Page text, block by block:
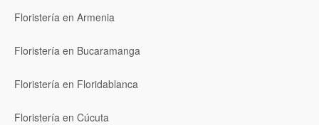
Floristería en Armenia
Floristería en Bucaramanga
Floristería en Floridablanca
Floristería en Cúcuta